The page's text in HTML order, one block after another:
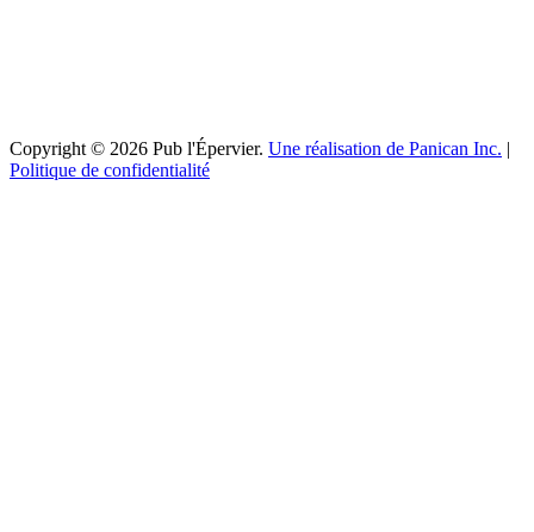
Copyright © 2026 Pub l'Épervier. Une réalisation de Panican Inc. |
Politique de confidentialité